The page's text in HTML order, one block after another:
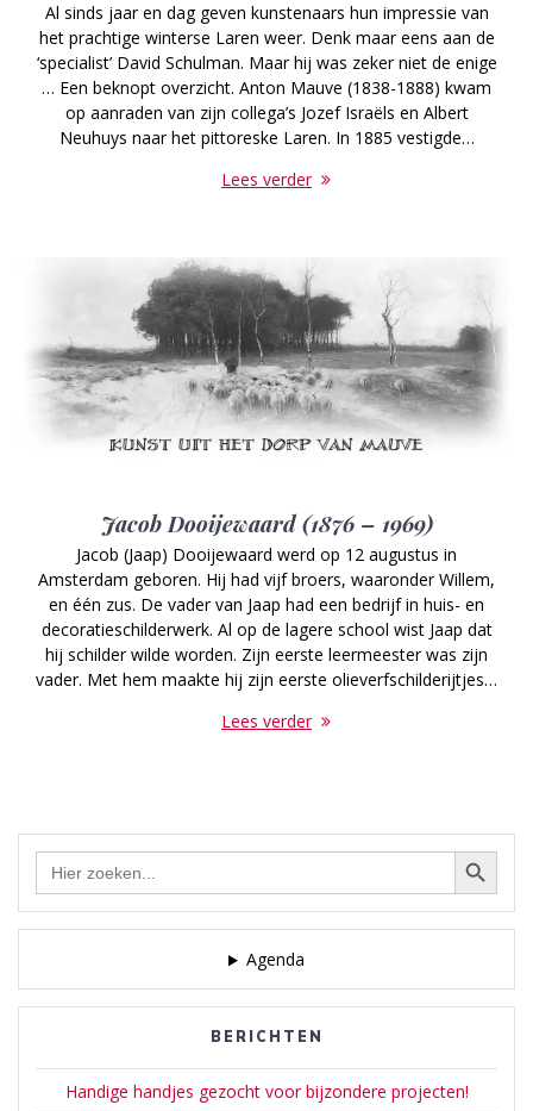
Al sinds jaar en dag geven kunstenaars hun impressie van
het prachtige winterse Laren weer. Denk maar eens aan de
‘specialist’ David Schulman. Maar hij was zeker niet de enige
… Een beknopt overzicht. Anton Mauve (1838-1888) kwam
op aanraden van zijn collega’s Jozef Israëls en Albert
Neuhuys naar het pittoreske Laren. In 1885 vestigde…
Lees verder
Jacob Dooijewaard (1876 – 1969)
Jacob (Jaap) Dooijewaard werd op 12 augustus in
Amsterdam geboren. Hij had vijf broers, waaronder Willem,
en één zus. De vader van Jaap had een bedrijf in huis- en
decoratieschilderwerk. Al op de lagere school wist Jaap dat
hij schilder wilde worden. Zijn eerste leermeester was zijn
vader. Met hem maakte hij zijn eerste olieverfschilderijtjes…
Lees verder
Zoek Zoekknop
Agenda
BERICHTEN
Handige handjes gezocht voor bijzondere projecten!